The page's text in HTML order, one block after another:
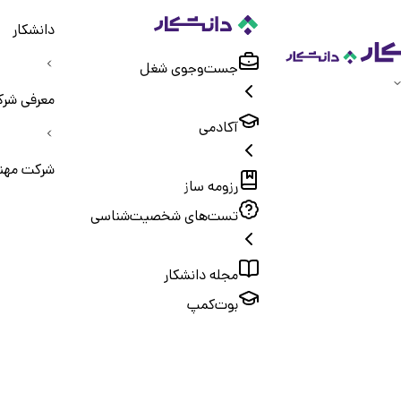
جست‌و‌جوی شغل
آکادمی
رزومه ساز
تست‌های شخصیت‌شناسی
مجله دانشکار
بوت‌کمپ
دانشکار
معرفی
شرکت